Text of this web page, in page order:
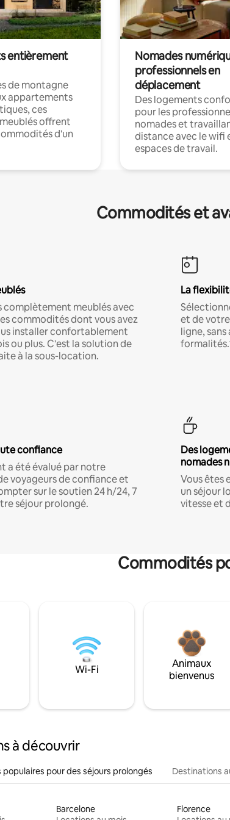
entièrement
de montagne
appartements
ces
offrent
d'un
Nomades
professionnels en
déplacement
Des logements
pour les
nomades et
distance avec le wifi
espaces de travail.
Commodités et
complètement meublés avec
commodités dont vous avez
installer confortablement
ou plus. C'est la solution de
à la sous-location.
La
et de
ligne,
confiance
a été évalué par notre
voyageurs de confiance et
sur le soutien 24 h/24, 7
séjour prolongé.
Des
nomades
Vous êtes
un séjour
vitesse et
Commodités
Wi-Fi
Animaux
bienvenus
à découvrir
pour des séjours prolongés Destinations
Barcelone
Florence